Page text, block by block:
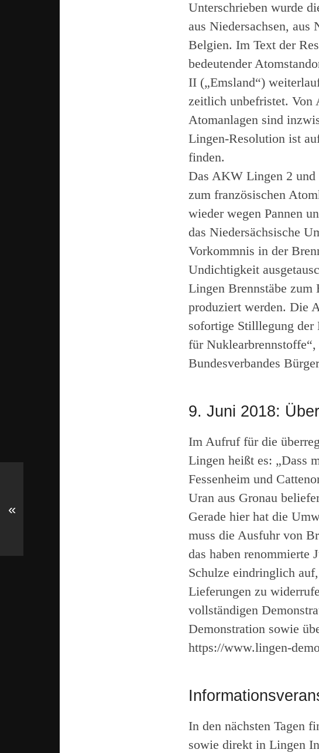
Unterschrieben wurde
aus Niedersachsen, aus
Belgien. Im Text der
bedeutender
II („Emsland“)
zeitlich unbefristet. Von
Atomanlagen sind
Lingen-Resolution ist
finden.
Das AKW Lingen 2
zum französischen
wieder wegen Pannen
das Niedersächsische
Vorkommnis in der
Undichtigkeit
Lingen Brennstäbe
produziert werden. Die
sofortige Stilllegung der
für
Bundesverbandes
9. Juni 2018:
Im Aufruf für die
Lingen heißt es: „Dass
Fessenheim und
Uran aus Gronau
Gerade hier hat die
muss die Ausfuhr von
das haben renommierte
Schulze eindringlich
Lieferungen zu
vollständigen
Demonstration sowie
https://www.lingen-
In den nächsten Tagen
sowie direkt in Lingen
«